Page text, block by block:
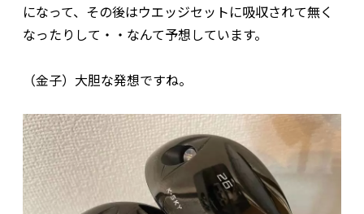
になって、その後はウエッジセットに吸収されて無く
なったりして・・なんて予想しています。
（金子）大胆な発想ですね。